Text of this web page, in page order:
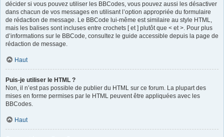
décider si vous pouvez utiliser les BBCodes, vous pouvez aussi les désactiver
dans chacun de vos messages en utilisant l’option appropriée du formulaire
de rédaction de message. Le BBCode lui-même est similaire au style HTML,
mais les balises sont incluses entre crochets [ et ] plutôt que < et >. Pour plus
d’informations sur le BBCode, consultez le guide accessible depuis la page de
rédaction de message.
Haut
Puis-je utiliser le HTML ?
Non, il n’est pas possible de publier du HTML sur ce forum. La plupart des
mises en forme permises par le HTML peuvent être appliquées avec les
BBCodes.
Haut